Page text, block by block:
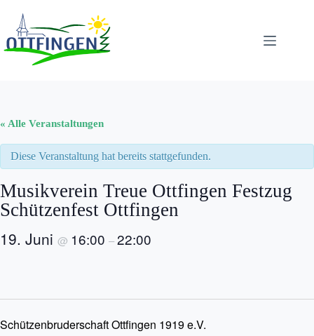
Inhalt
springen
« Alle Veranstaltungen
Diese Veranstaltung hat bereits stattgefunden.
Musikverein Treue Ottfingen Festzug
Schützenfest Ottfingen
19. Juni @ 16:00 –22:00
Schützenbruderschaft Ottfingen 1919 e.V.